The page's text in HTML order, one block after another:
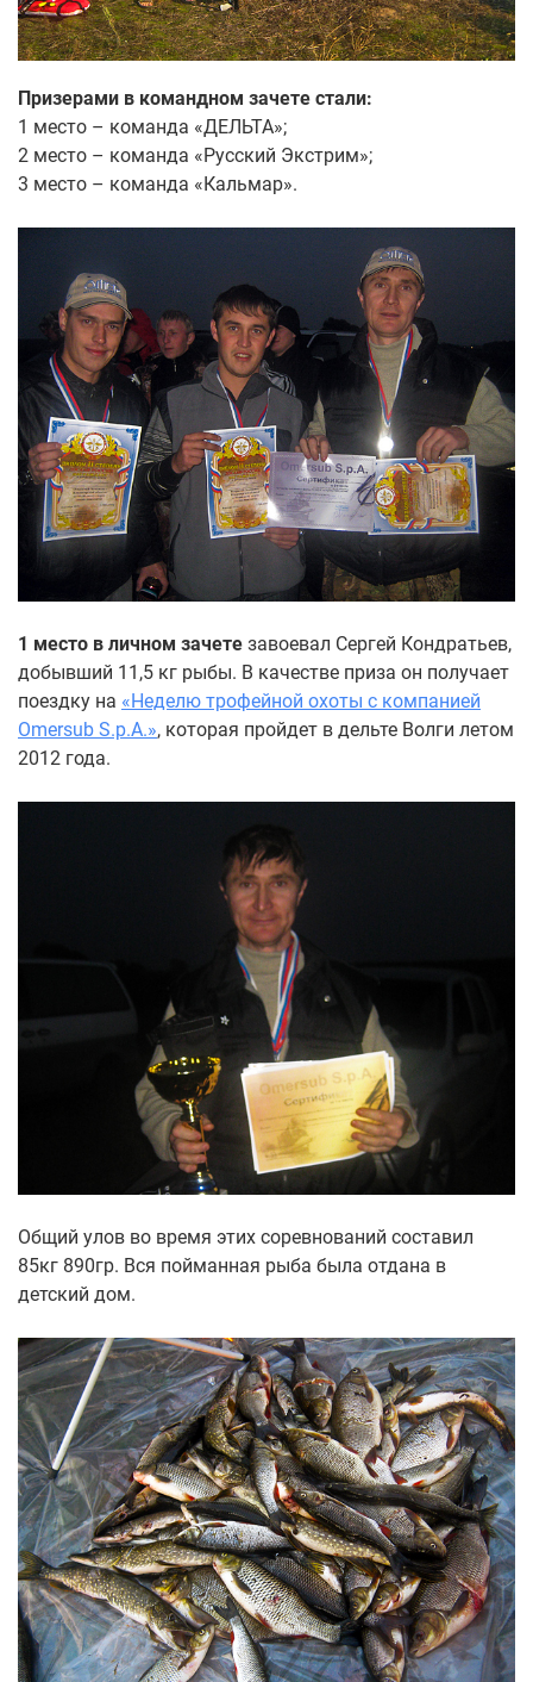
Призерами в командном зачете стали:
1 место – команда «ДЕЛЬТА»;
2 место – команда «Русский Экстрим»;
3 место – команда «Кальмар».
1 место в личном зачете завоевал Сергей Кондратьев,
добывший 11,5 кг рыбы. В качестве приза он получает
поездку на «Неделю трофейной охоты с компанией
Omersub S.p.A.», которая пройдет в дельте Волги летом
2012 года.
Общий улов во время этих соревнований составил
85кг 890гр. Вся пойманная рыба была отдана в
детский дом.